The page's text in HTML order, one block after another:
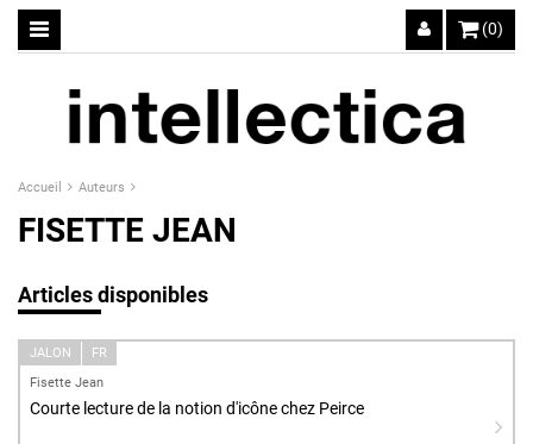
(0)
Accueil Auteurs
FISETTE JEAN
Articles disponibles
JALON
FR
Fisette Jean
Courte lecture de la notion d'icône chez Peirce